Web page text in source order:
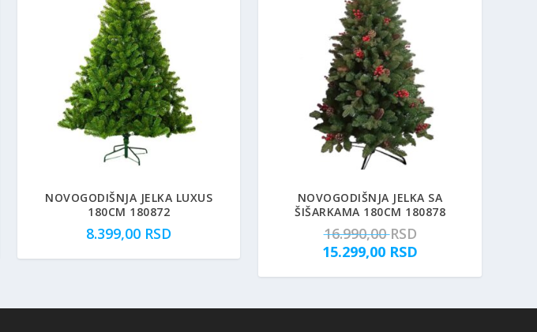
NOVOGODIŠNJA JELKA LUXUS
180CM 180872
8.399,00 RSD
NOVOGODIŠNJA JELKA SA
ŠIŠARKAMA 180CM 180878
16.990,00RSDO
r
i
15.299,00 RSD
n